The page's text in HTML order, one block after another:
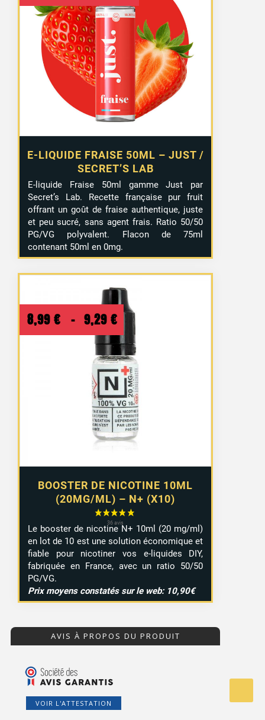
E-LIQUIDE FRAISE 50ML – JUST /
SECRET’S LAB
prix
initial
était :
13,99 €.
prix
actuel
est :
9,99 €.
E-liquide Fraise 50ml gamme Just par
Secret’s Lab. Recette française pur fruit
offrant un goût de fraise authentique, juste
et peu sucré, sans agent frais. Ratio 50/50
PG/VG polyvalent. Flacon de 75ml
contenant 50ml en 0mg.
BOOSTER DE NICOTINE 10ML
(20MG/ML) – N+ (X10)
8,99 € – 9,29 € Plage
de
prix :
8,99 €
à
9,29 €
Le booster de nicotine N+ 10ml (20 mg/ml)
en lot de 10 est une solution économique et
fiable pour nicotiner vos e-liquides DIY,
fabriquée en France, avec un ratio 50/50
PG/VG.
Prix moyens constatés sur le web: 10,90€
AVIS À PROPOS DU PRODUIT
VOIR L'ATTESTATION